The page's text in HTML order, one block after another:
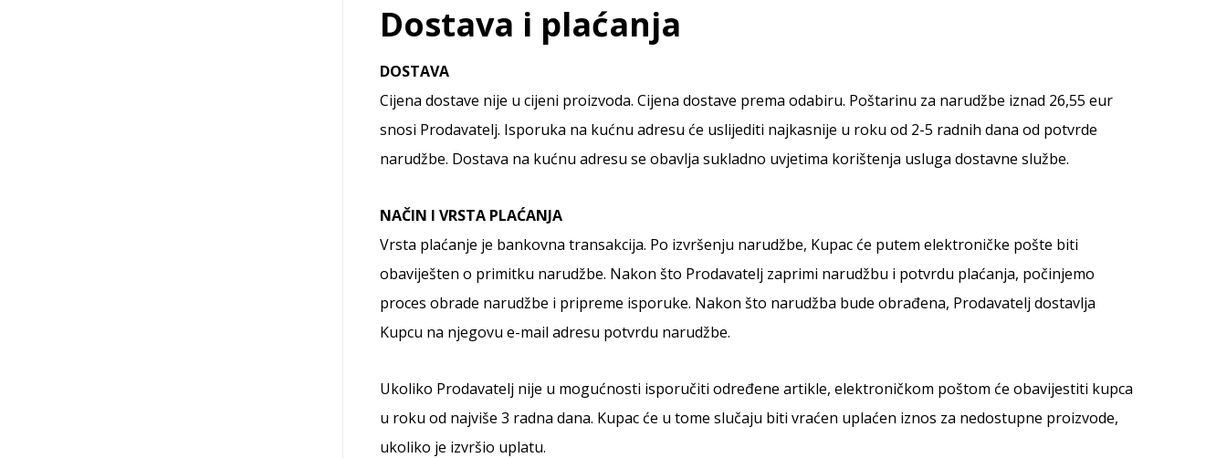
Dostava i plaćanja
DOSTAVA
Cijena dostave nije u cijeni proizvoda. Cijena dostave prema odabiru. Poštarinu za narudžbe iznad 26,55 eur
snosi Prodavatelj. Isporuka na kućnu adresu će uslijediti najkasnije u roku od 2-5 radnih dana od potvrde
narudžbe. Dostava na kućnu adresu se obavlja sukladno uvjetima korištenja usluga dostavne službe.
NAČIN I VRSTA PLAĆANJA
Vrsta plaćanje je bankovna transakcija. Po izvršenju narudžbe, Kupac će putem elektroničke pošte biti
obaviješten o primitku narudžbe. Nakon što Prodavatelj zaprimi narudžbu i potvrdu plaćanja, počinjemo
proces obrade narudžbe i pripreme isporuke. Nakon što narudžba bude obrađena, Prodavatelj dostavlja
Kupcu na njegovu e-mail adresu potvrdu narudžbe.
Ukoliko Prodavatelj nije u mogućnosti isporučiti određene artikle, elektroničkom poštom će obavijestiti kupca
u roku od najviše 3 radna dana. Kupac će u tome slučaju biti vraćen uplaćen iznos za nedostupne proizvode,
ukoliko je izvršio uplatu.